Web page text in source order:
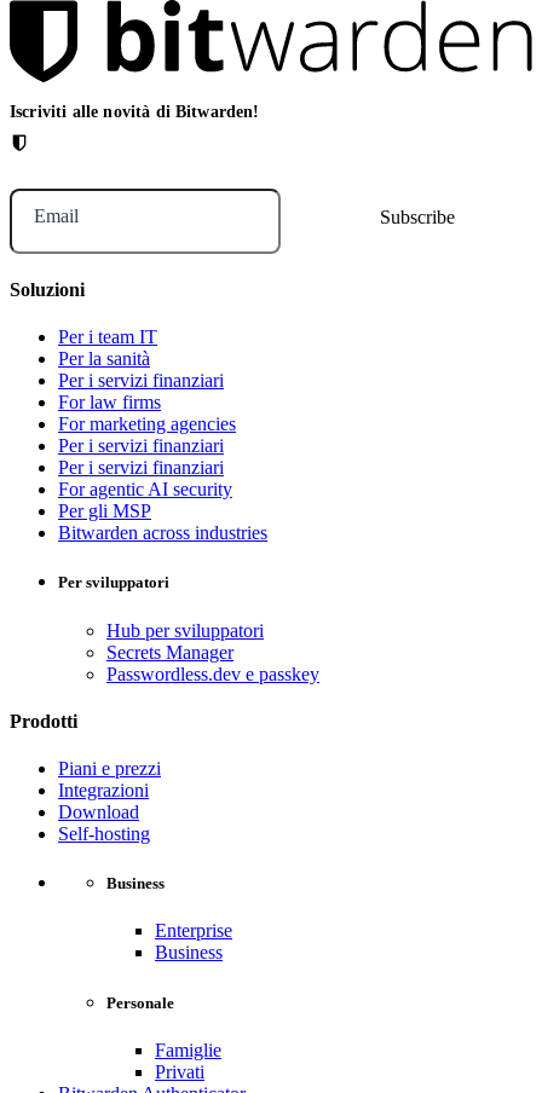
Iscriviti alle novità di Bitwarden!
Email
Soluzioni
Per i team IT
Per la sanità
Per i servizi finanziari
For law firms
For marketing agencies
Per i servizi finanziari
Per i servizi finanziari
For agentic AI security
Per gli MSP
Bitwarden across industries
Per sviluppatori
Hub per sviluppatori
Secrets Manager
Passwordless.dev e passkey
Prodotti
Piani e prezzi
Integrazioni
Download
Self-hosting
Business
Enterprise
Business
Personale
Famiglie
Privati